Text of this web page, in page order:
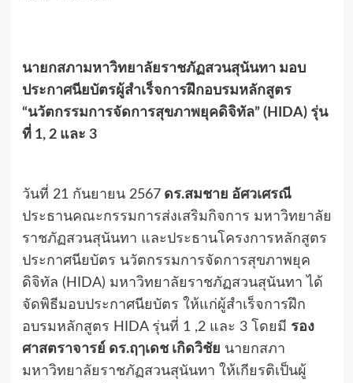
นายกสภามหาวิทยาลัยราชภัฏสวนสุนันทา มอบ
ประกาศนียบัตรผู้สำเร็จการฝึกอบรมหลักสูตร
“นวัตกรรมการจัดการสุขภาพยุคดิจิทัล” (HIDA) รุ่น
ที่ 1, 2 และ 3
วันที่ 21 กันยายน 2567ดร.สมชาย อัศวเศรณี
ประธานคณะกรรมการส่งเสริมกิจการ มหาวิทยาลัย
ราชภัฏสวนสุนันทา และประธานโครงการหลักสูตร
ประกาศนียบัตร นวัตกรรมการจัดการสุขภาพยุค
ดิจิทัล (HIDA) มหาวิทยาลัยราชภัฏสวนสุนันทา ได้
จัดพิธีมอบประกาศนียบัตร ให้แก่ผู้สำเร็จการฝึก
อบรมหลักสูตร HIDA รุ่นที่ 1 ,2 และ 3 โดยมี รอง
ศาสตราจารย์ ดร.ฤๅเดช เกิดวิชัย นายกสภา
มหาวิทยาลัยราชภัฏสวนสุนันทา ให้เกียรติเป็นผู้